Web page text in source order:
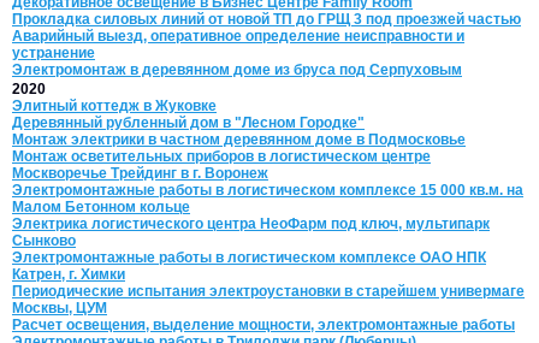
Прокладка силовых линий от новой ТП до ГРЩ 3 под проезжей частью
Аварийный выезд, оперативное определение неисправности и
устранение
Электромонтаж в деревянном доме из бруса под Серпуховым
2020
Элитный коттедж в Жуковке
Деревянный рубленный дом в "Лесном Городке"
Монтаж электрики в частном деревянном доме в Подмосковье
Монтаж осветительных приборов в логистическом центре
Москворечье Трейдинг в г. Воронеж
Электромонтажные работы в логистическом комплексе 15 000 кв.м. на
Малом Бетонном кольце
Электрика логистического центра НеоФарм под ключ, мультипарк
Сынково
Электромонтажные работы в логистическом комплексе ОАО НПК
Катрен, г. Химки
Периодические испытания электроустановки в старейшем универмаге
Москвы, ЦУМ
Расчет освещения, выделение мощности, электромонтажные работы